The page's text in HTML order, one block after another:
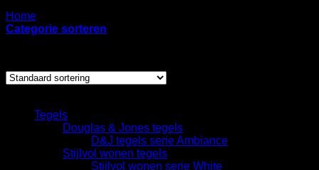
Home
Categorie sorteren
Tegels
Douglas & Jones tegels
D&J tegels serie Ambiance
Stijlvol wonen tegels
Stijlvol wonen serie White